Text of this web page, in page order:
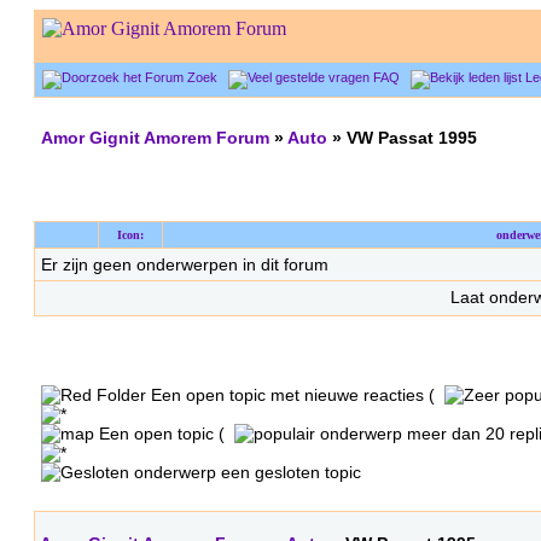
Zoek FAQ
Amor Gignit Amorem Forum »Auto » VW Passat 1995
Icon:
Er zijn geen onderwerpen in dit forum
Laat
Een open topic met nieuwe reacties (
Een open topic (
meer dan 20
een gesloten topic